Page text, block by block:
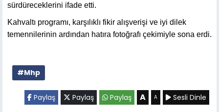
sürdüreceklerini ifade etti.
Kahvaltı programı, karşılıklı fikir alışverişi ve iyi dilek
temennilerinin ardından hatıra fotoğrafı çekimiyle sona erdi.
#Mhp
Paylaş Paylaş Paylaş A A Sesli Dinle